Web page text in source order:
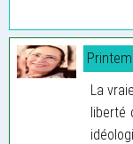
La
liberté